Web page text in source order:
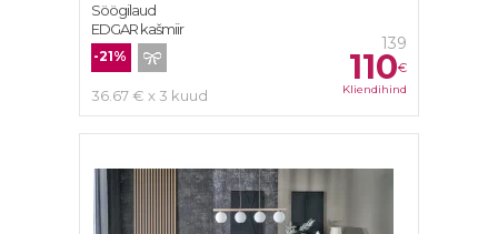
139
110€
Kliendihind
-21%
36.67 € x 3 kuud
Söögilaud
EDGAR kašmiir